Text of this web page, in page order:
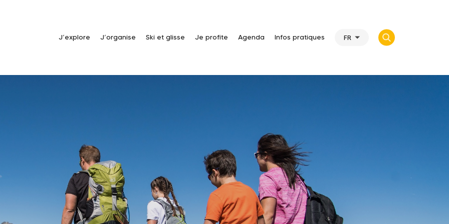
J’explore J’organise Ski et glisse Je profite Agenda Infos pratiques FR